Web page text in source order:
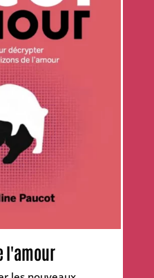
l'amour